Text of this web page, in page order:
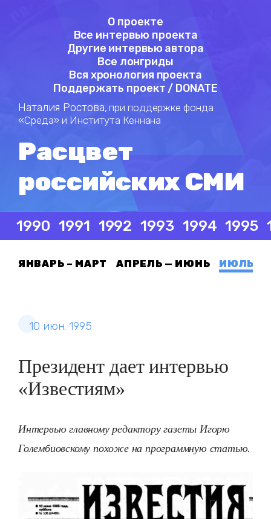
О проекте
Все интервью проекта
Другие интервью автора
Все лонгриды
Вся хронология проекта
Поддержать проект / DONATE
Наталия Ростова, при поддержке фонда
«Среда» и Института Кеннана
Расцвет
российских СМИ
1990 1991 1992 1993 1994 1995
ЯНВАРЬ – МАРТ АПРЕЛЬ — ИЮНЬ ИЮЛЬ —
10 июн. 1995
Президент дает интервью
«Известиям»
Интервью главному редактору газеты Игорю
Голембиовскому похоже на программную статью.